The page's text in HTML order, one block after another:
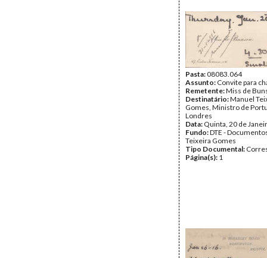
Pasta:08083.064
Assunto: Convite para
Remetente:Miss de
Destinatário:Manuel
Gomes, Ministro de
Londres
Data: Quinta, 20 de
Fundo:DTE -
Teixeira Gomes
Tipo Documental:
Página(s): 1